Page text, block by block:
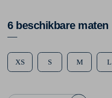
6 beschikbare maten
XS S M L